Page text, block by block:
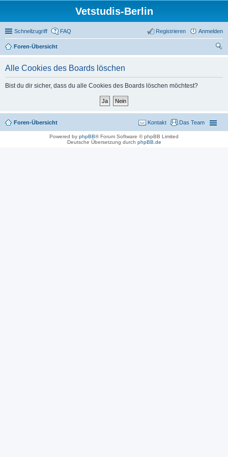
Vetstudis-Berlin
Schnellzugriff FAQ Anmelden
Registrieren
Foren-Übersicht
Alle Cookies des Boards löschen
Bist du dir sicher, dass du alle Cookies des Boards löschen möchtest?
Foren-Übersicht Das Team
Kontakt
Powered by phpBB® Forum Software © phpBB Limited
Deutsche Übersetzung durch phpBB.de